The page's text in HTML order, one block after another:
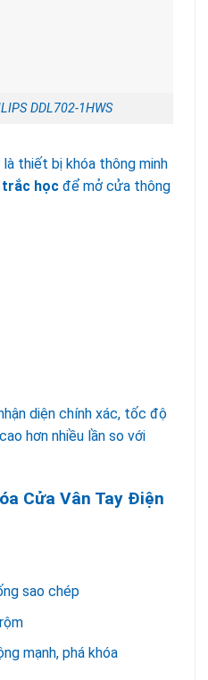
DDL702-1HWS
thiết bị khóa thông minh
trắc học để mở cửa thông
diện chính xác, tốc độ
hơn nhiều lần so với
Cửa Vân Tay Điện
sao chép
mạnh, phá khóa